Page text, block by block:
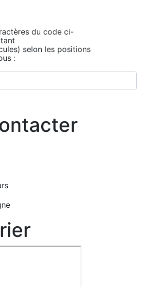
du code ci-
selon les positions
: